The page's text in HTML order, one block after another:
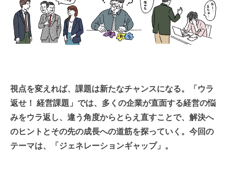
本サイトのご利用にあたって
お問い合わせ
運営会社
視点を変えれば、課題は新たなチャンスになる。「ウラ
返せ！ 経営課題」では、多くの企業が直面する経営の悩
みをウラ返し、違う角度からとらえ直すことで、解決へ
のヒントとその先の成長への道筋を探っていく。今回の
テーマは、「ジェネレーションギャップ」。